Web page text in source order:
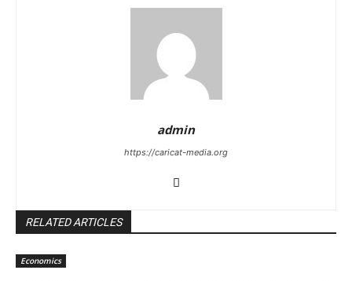
admin
https://caricat-media.org
RELATED ARTICLES
Economics